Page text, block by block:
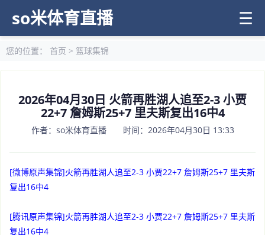
so米体育直播 ☰
您的位置： 首页 > 篮球集锦
2026年04月30日 火箭再胜湖人追至2-3 小贾
22+7 詹姆斯25+7 里夫斯复出16中4
作者：so米体育直播 时间：2026年04月30日 13:33
[微博原声集锦]火箭再胜湖人追至2-3 小贾22+7 詹姆斯25+7 里夫斯
复出16中4
[腾讯原声集锦]火箭再胜湖人追至2-3 小贾22+7 詹姆斯25+7 里夫斯
复出16中4